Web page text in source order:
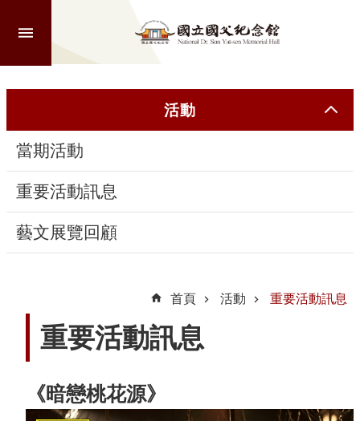
階
尋
認
識
本
館
動
線
活動
當期活動
重要活動訊息
藝文展覽回顧
首頁 活動 重要活動訊息
重要活動訊息
《暗戀桃花源》